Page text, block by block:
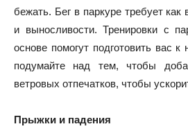
бежать. Бег в паркуре требует как
и выносливости. Тренировки с
основе помогут подготовить вас
подумайте над тем, чтобы
ветровых отпечатков, чтобы
Прыжки и падения